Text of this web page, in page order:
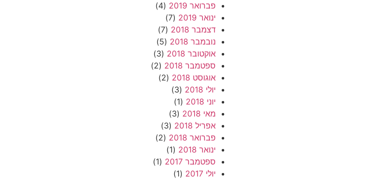
פברואר 2019
(4)
ינואר 2019
(7)
דצמבר 2018
(7)
נובמבר 2018
(5)
אוקטובר 2018
(3)
ספטמבר 2018
(2)
אוגוסט 2018
(2)
יולי 2018
(3)
יוני 2018
(1)
מאי 2018
(3)
אפריל 2018
(3)
פברואר 2018
(2)
ינואר 2018
(1)
ספטמבר 2017
(1)
יולי 2017
(1)